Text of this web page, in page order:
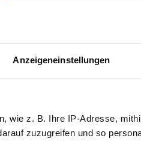
Anzeigeneinstellungen
wie z. B. Ihre IP-Adresse,
zuzugreifen und so